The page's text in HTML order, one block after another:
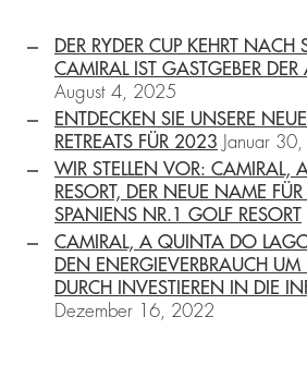
DER RYDER CUP KEHRT NACH
CAMIRAL IST GASTGEBER
August 4, 2025
ENTDECKEN SIE UNSERE
RETREATS FÜR 2023 Januar
WIR STELLEN VOR: CAMIRAL,
RESORT, DER NEUE NAME
SPANIENS NR.1 GOLF RESORT
CAMIRAL, A QUINTA DO LAGO
DEN ENERGIEVERBRAUCH UM
DURCH INVESTIEREN IN DIE
Dezember 16, 2022